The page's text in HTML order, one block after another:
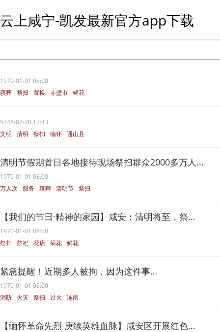
云上咸宁-凯发最新官方app下载
1970-01-01 08:00
殡葬 祭扫 置换 赤壁市 鲜花
5748-07-20 17:43
文明
清明 祭扫 缅怀 通山县
清明节假期首日各地接待现场祭扫群众2000多万人...
1970-01-01 08:00
万人次
服务 殡葬 清明节 祭扫
【我们的节日·精神的家园】咸安：清明将至，祭...
1970-01-01 08:00
祭扫
祭祀 花店 菊花 鲜花
紧急提醒！近期多人被拘，因为这件事…
1970-01-01 08:00
消防
火灾 祭扫 过火 连南
【缅怀革命先烈 庚续英雄血脉】咸安区开展红色...